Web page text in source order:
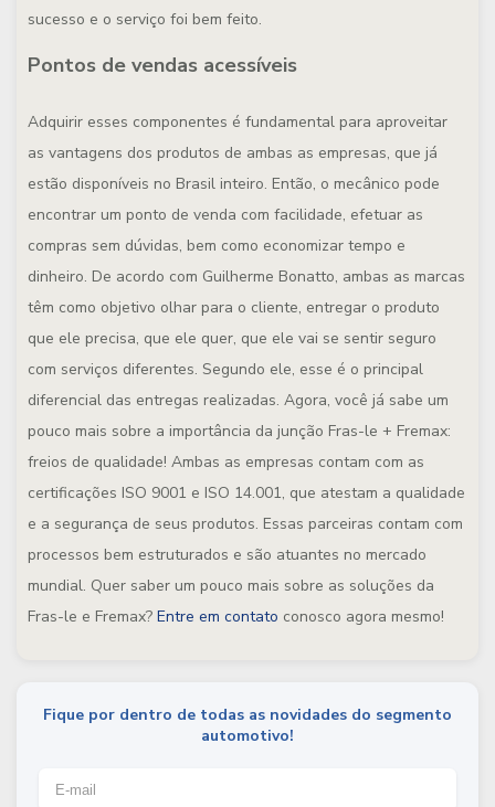
sucesso e o serviço foi bem feito.
Pontos de vendas acessíveis
Adquirir esses componentes é fundamental para aproveitar
as vantagens dos produtos de ambas as empresas, que já
estão disponíveis no Brasil inteiro. Então, o mecânico pode
encontrar um ponto de venda com facilidade, efetuar as
compras sem dúvidas, bem como economizar tempo e
dinheiro. De acordo com Guilherme Bonatto, ambas as marcas
têm como objetivo olhar para o cliente, entregar o produto
que ele precisa, que ele quer, que ele vai se sentir seguro
com serviços diferentes. Segundo ele, esse é o principal
diferencial das entregas realizadas. Agora, você já sabe um
pouco mais sobre a importância da junção Fras-le + Fremax:
freios de qualidade! Ambas as empresas contam com as
certificações ISO 9001 e ISO 14.001, que atestam a qualidade
e a segurança de seus produtos. Essas parceiras contam com
processos bem estruturados e são atuantes no mercado
mundial. Quer saber um pouco mais sobre as soluções da
Fras-le e Fremax? Entre em contato conosco agora mesmo!
Fique por dentro de todas as novidades do segmento
automotivo!